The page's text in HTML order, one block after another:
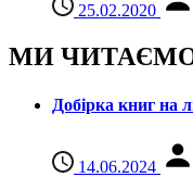
25.02.2020
МИ
Добірка книг на
14.06.2024